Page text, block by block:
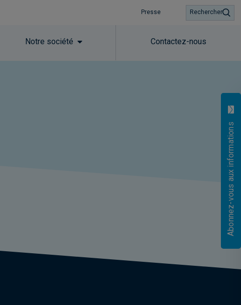
Presse
Notre société Contactez-nous
Rechercher
Abonnez-vous aux informations